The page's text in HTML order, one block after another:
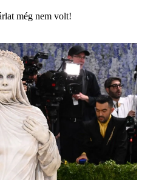
még nem volt!